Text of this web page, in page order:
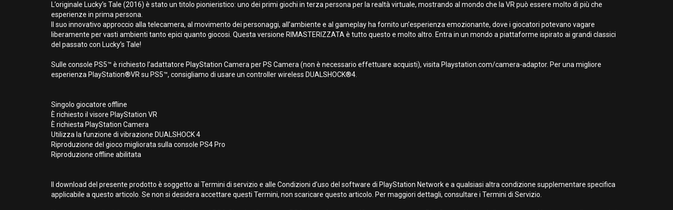
L’originale Lucky’s Tale (2016) è stato un titolo pionieristico: uno dei primi giochi in terza persona per la realtà virtuale, mostrando al mondo che la VR può essere molto di più che
esperienze in prima persona.
Il suo innovativo approccio alla telecamera, al movimento dei personaggi, all’ambiente e al gameplay ha fornito un’esperienza emozionante, dove i giocatori potevano vagare
liberamente per vasti ambienti tanto epici quanto giocosi. Questa versione RIMASTERIZZATA è tutto questo e molto altro. Entra in un mondo a piattaforme ispirato ai grandi classici
del passato con Lucky’s Tale!
Sulle console PS5™ è richiesto l’adattatore PlayStation Camera per PS Camera (non è necessario effettuare acquisti), visita Playstation.com/camera-adaptor. Per una migliore
esperienza PlayStation®VR su PS5™, consigliamo di usare un controller wireless DUALSHOCK®4.
Singolo giocatore offline
È richiesto il visore PlayStation VR
È richiesta PlayStation Camera
Utilizza la funzione di vibrazione DUALSHOCK 4
Riproduzione del gioco migliorata sulla console PS4 Pro
Riproduzione offline abilitata
Il download del presente prodotto è soggetto ai Termini di servizio e alle Condizioni d’uso del software di PlayStation Network e a qualsiasi altra condizione supplementare specifica
applicabile a questo articolo. Se non si desidera accettare questi Termini, non scaricare questo articolo. Per maggiori dettagli, consultare i Termini di Servizio.